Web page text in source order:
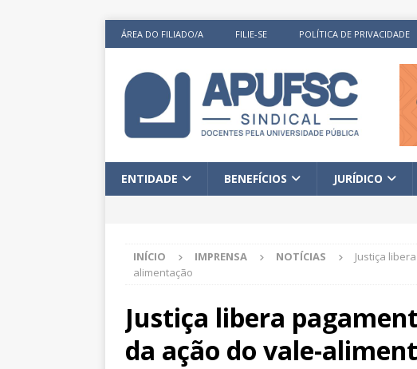
ÁREA DO FILIADO/A FILIE-SE POLÍTICA DE PRIVACIDADE
ENTIDADE BENEFÍCIOS JURÍDICO
INÍCIO IMPRENSA NOTÍCIAS
Justiça
alimentação
Justiça libera
da ação do vale-